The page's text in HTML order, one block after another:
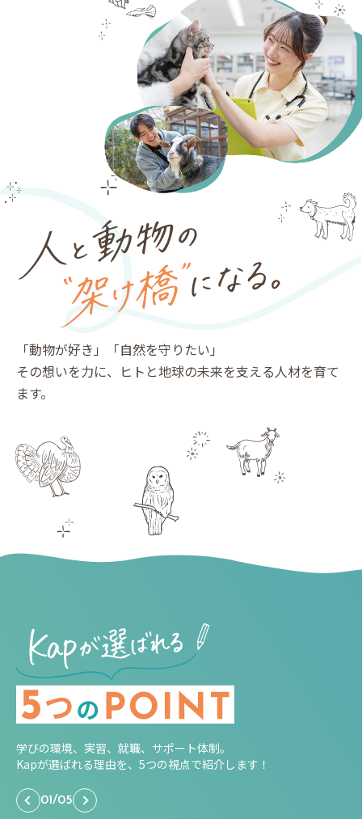
「動物が好き」「自然を守りたい」
その想いを力に、ヒトと地球の未来を支える人材を育て
ます。
学びの環境、実習、就職、サポート体制。
Kapが選ばれる理由を、5つの視点で紹介します！
01/05